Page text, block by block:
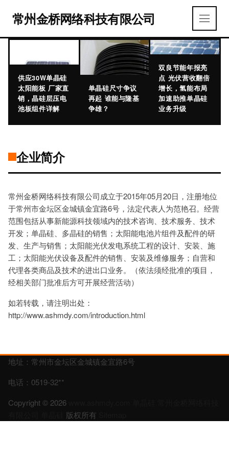
常州金桥网络科技有限公司
供应30W单晶硅
太阳能板 厂家直
销，晶硅层压电
池板组件详解
单晶硅尺寸争议
再起 谁能与隆基
争雄？
双良节能年报亮
点 光伏营收翻倍
增长，氢能布局
加速助推单晶硅
业务升级
企业简介
常州金桥网络科技有限公司成立于2015年05月20日，注册地位
于常州市金坛区金城镇金宜路6号，法定代表人为范艳召。经营
范围包括从事新能源科技领域内的技术咨询、技术服务、技术
开发；单晶硅、多晶硅的销售；太阳能电池片组件及配件的研
发、生产与销售；太阳能光伏发电系统工程的设计、安装、施
工；太阳能光伏设备及配件的销售、安装及维修服务；自营和
代理各类商品及技术的进出口业务。（依法须经批准的项目，
经相关部门批准后方可开展经营活动）
如若转载，请注明出处：
http://www.ashmdy.com/introduction.html
地址：常州市金坛区金城镇金宜路6号
电话：0519-32**
Copyright © 2026
版权所有